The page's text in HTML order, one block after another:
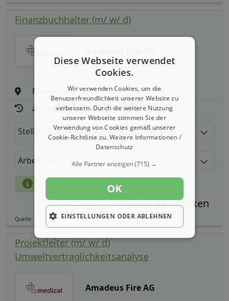
Finanzbuchhalter (m/ w/ d)
Melsungen
aktualisiert seit: 07.08.2026
Stellenbeschreibung:
Arbeitszeit Gehalt
mehr Details
Teilen
Quelle: germanpersonnel.de
Projektleiter (m/ w/ d)
Umweltverträglichkeitsanalyse
Amadeus Fire AG
Diese Webseite verwendet
Cookies.
Wir verwenden Cookies, um die
Benutzerfreundlichkeit unserer Website zu
verbessern. Durch die weitere Nutzung
unserer Webseite stimmen Sie der
Verwendung von Cookies gemäß unserer
Cookie-Richtlinie zu.Weitere Informationen /
Datenschutz
Alle Partner anzeigen(715) →
OK
EINSTELLUNGEN ODER ABLEHNEN